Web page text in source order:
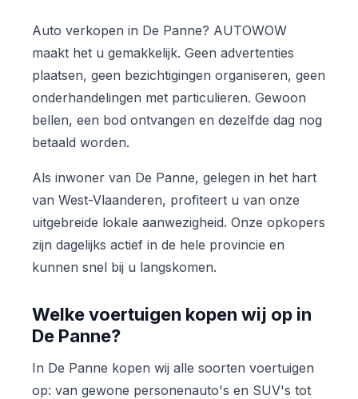
Auto verkopen in De Panne? AUTOWOW
maakt het u gemakkelijk. Geen advertenties
plaatsen, geen bezichtigingen organiseren, geen
onderhandelingen met particulieren. Gewoon
bellen, een bod ontvangen en dezelfde dag nog
betaald worden.
Als inwoner van De Panne, gelegen in het hart
van West-Vlaanderen, profiteert u van onze
uitgebreide lokale aanwezigheid. Onze opkopers
zijn dagelijks actief in de hele provincie en
kunnen snel bij u langskomen.
Welke voertuigen kopen wij op in
De Panne?
In De Panne kopen wij alle soorten voertuigen
op: van gewone personenauto's en SUV's tot